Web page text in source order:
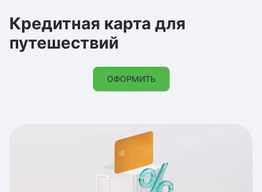
Кредитная карта для
путешествий
ОФОРМИТЬ